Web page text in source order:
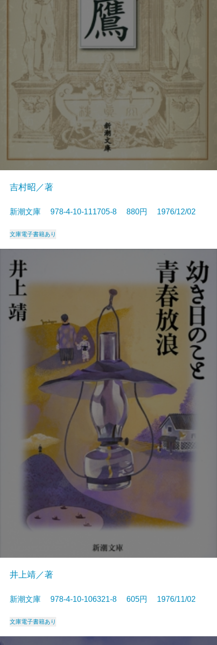
吉村昭／著
新潮文庫 978-4-10-111705-8 880円 1976/12/02
文庫電子書籍あり
井上靖／著
新潮文庫 978-4-10-106321-8 605円 1976/11/02
文庫電子書籍あり